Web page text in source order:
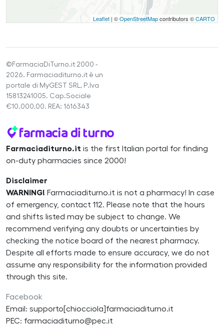
Leaflet | ©OpenStreetMapcontributors ©CARTO
©FarmaciaDiTurno.it 2000 -
2026. Farmaciaditurno.it è un
portale di MyGEST SRL, P.Iva
15813241005. Cap.Sociale
€10.000,00. REA: 1616343
Farmaciaditurno.it is the first Italian portal for finding
on-duty pharmacies since 2000!
Disclaimer
WARNING! Farmaciaditurno.it is not a pharmacy! In case
of emergency, contact 112. Please note that the hours
and shifts listed may be subject to change. We
recommend verifying any doubts or uncertainties by
checking the notice board of the nearest pharmacy.
Despite all efforts made to ensure accuracy, we do not
assume any responsibility for the information provided
through this site.
Facebook
Email: supporto[chiocciola]farmaciaditurno.it
PEC: farmaciaditurno@pec.it